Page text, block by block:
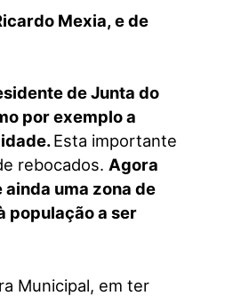
Mexia, e de
de Junta do
por exemplo a
Esta importante
rebocados. Agora
uma zona de
população a ser
Municipal, em ter